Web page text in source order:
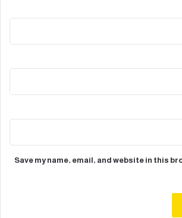
Save my name, email, and website in this